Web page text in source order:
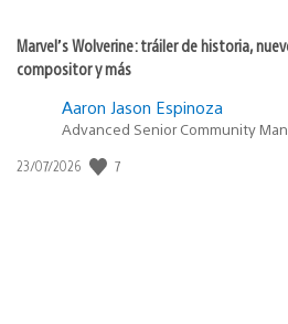
Marvel’s Wolverine: tráiler de historia,
compositor y más
Aaron Jason Espinoza
Advanced Senior Community
Fecha
23/07/2026 7